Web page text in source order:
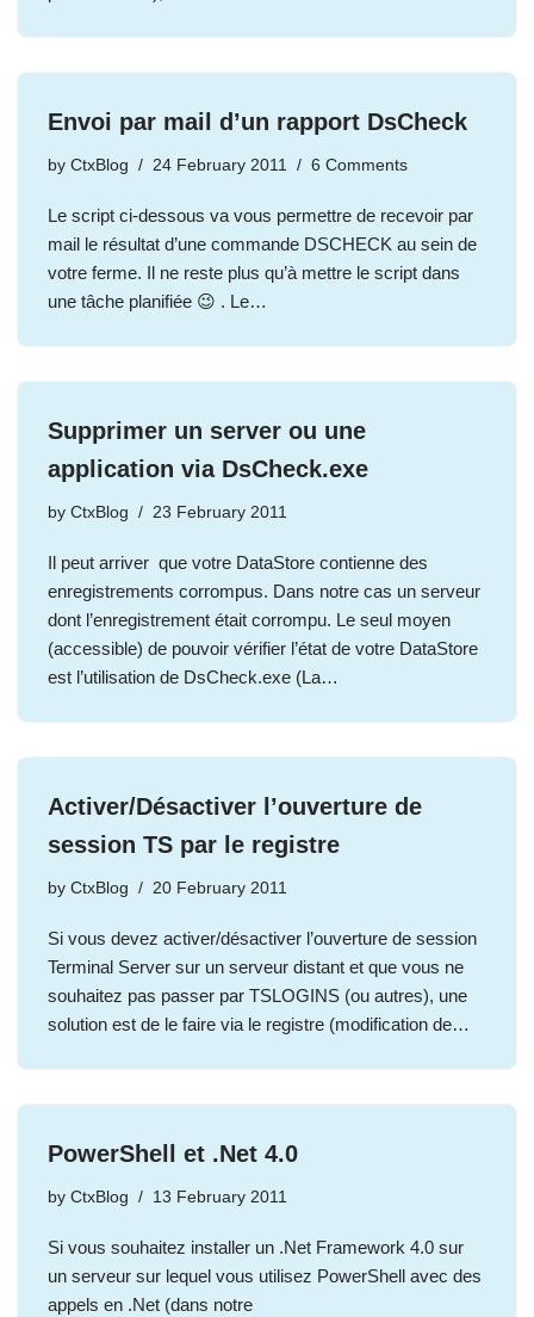
Envoi par mail d’un rapport DsCheck
by CtxBlog 24 February 2011 6 Comments
Le script ci-dessous va vous permettre de recevoir par
mail le résultat d’une commande DSCHECK au sein de
votre ferme. Il ne reste plus qu’à mettre le script dans
une tâche planifiée 😉 . Le…
Supprimer un server ou une
application via DsCheck.exe
by CtxBlog 23 February 2011
Il peut arriver que votre DataStore contienne des
enregistrements corrompus. Dans notre cas un serveur
dont l’enregistrement était corrompu. Le seul moyen
(accessible) de pouvoir vérifier l’état de votre DataStore
est l’utilisation de DsCheck.exe (La…
Activer/Désactiver l’ouverture de
session TS par le registre
by CtxBlog 20 February 2011
Si vous devez activer/désactiver l’ouverture de session
Terminal Server sur un serveur distant et que vous ne
souhaitez pas passer par TSLOGINS (ou autres), une
solution est de le faire via le registre (modification de…
PowerShell et .Net 4.0
by CtxBlog 13 February 2011
Si vous souhaitez installer un .Net Framework 4.0 sur
un serveur sur lequel vous utilisez PowerShell avec des
appels en .Net (dans notre